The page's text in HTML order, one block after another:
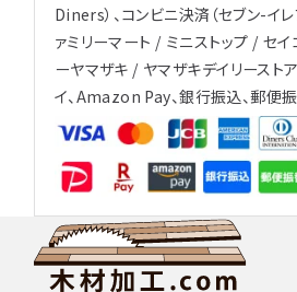
Diners）、コンビニ決済（セブン-イ
ァミリーマート / ミニストップ / セ
ーヤマザキ / ヤマザキデイリーストア
イ、Amazon Pay、銀行振込、郵便